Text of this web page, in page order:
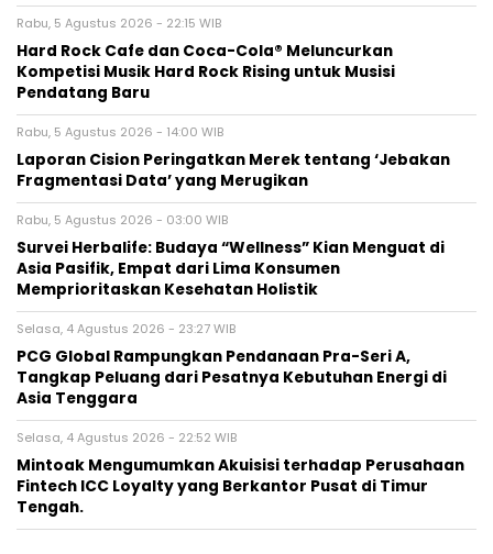
Rabu, 5 Agustus 2026 - 22:15 WIB
Hard Rock Cafe dan Coca-Cola® Meluncurkan
Kompetisi Musik Hard Rock Rising untuk Musisi
Pendatang Baru
Rabu, 5 Agustus 2026 - 14:00 WIB
Laporan Cision Peringatkan Merek tentang ‘Jebakan
Fragmentasi Data’ yang Merugikan
Rabu, 5 Agustus 2026 - 03:00 WIB
Survei Herbalife: Budaya “Wellness” Kian Menguat di
Asia Pasifik, Empat dari Lima Konsumen
Memprioritaskan Kesehatan Holistik
Selasa, 4 Agustus 2026 - 23:27 WIB
PCG Global Rampungkan Pendanaan Pra-Seri A,
Tangkap Peluang dari Pesatnya Kebutuhan Energi di
Asia Tenggara
Selasa, 4 Agustus 2026 - 22:52 WIB
Mintoak Mengumumkan Akuisisi terhadap Perusahaan
Fintech ICC Loyalty yang Berkantor Pusat di Timur
Tengah.